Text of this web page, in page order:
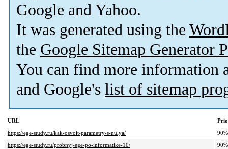
Google and Yahoo.
It was generated using the
the Google Sitemap Generator
You can find more information
and Google's list of sitemap
URL
https://ege-study.ru/kak-osvoit-parametry-s-nulya/
90%
https://ege-study.ru/probnyj-ege-po-informatike-10/
90%